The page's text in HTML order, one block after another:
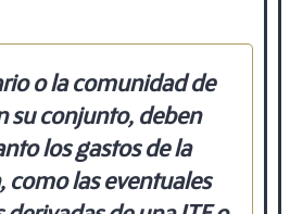
o la comunidad de
su conjunto, deben
los gastos de la
como las eventuales